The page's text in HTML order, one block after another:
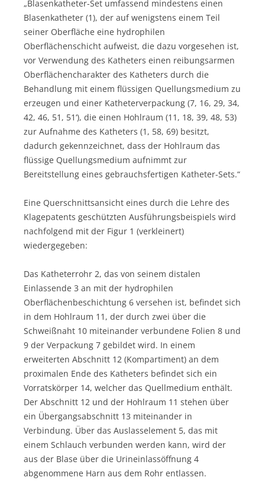
„Blasenkatheter-Set umfassend mindestens einen
Blasenkatheter (1), der auf wenigstens einem Teil
seiner Oberfläche eine hydrophilen
Oberflächenschicht aufweist, die dazu vorgesehen ist,
vor Verwendung des Katheters einen reibungsarmen
Oberflächencharakter des Katheters durch die
Behandlung mit einem flüssigen Quellungsmedium zu
erzeugen und einer Katheterverpackung (7, 16, 29, 34,
42, 46, 51, 51‘), die einen Hohlraum (11, 18, 39, 48, 53)
zur Aufnahme des Katheters (1, 58, 69) besitzt,
dadurch gekennzeichnet, dass der Hohlraum das
flüssige Quellungsmedium aufnimmt zur
Bereitstellung eines gebrauchsfertigen Katheter-Sets.“
Eine Querschnittsansicht eines durch die Lehre des
Klagepatents geschützten Ausführungsbeispiels wird
nachfolgend mit der Figur 1 (verkleinert)
wiedergegeben:
Das Katheterrohr 2, das von seinem distalen
Einlassende 3 an mit der hydrophilen
Oberflächenbeschichtung 6 versehen ist, befindet sich
in dem Hohlraum 11, der durch zwei über die
Schweißnaht 10 miteinander verbundene Folien 8 und
9 der Verpackung 7 gebildet wird. In einem
erweiterten Abschnitt 12 (Kompartiment) an dem
proximalen Ende des Katheters befindet sich ein
Vorratskörper 14, welcher das Quellmedium enthält.
Der Abschnitt 12 und der Hohlraum 11 stehen über
ein Übergangsabschnitt 13 miteinander in
Verbindung. Über das Auslasselement 5, das mit
einem Schlauch verbunden werden kann, wird der
aus der Blase über die Urineinlassöffnung 4
abgenommene Harn aus dem Rohr entlassen.